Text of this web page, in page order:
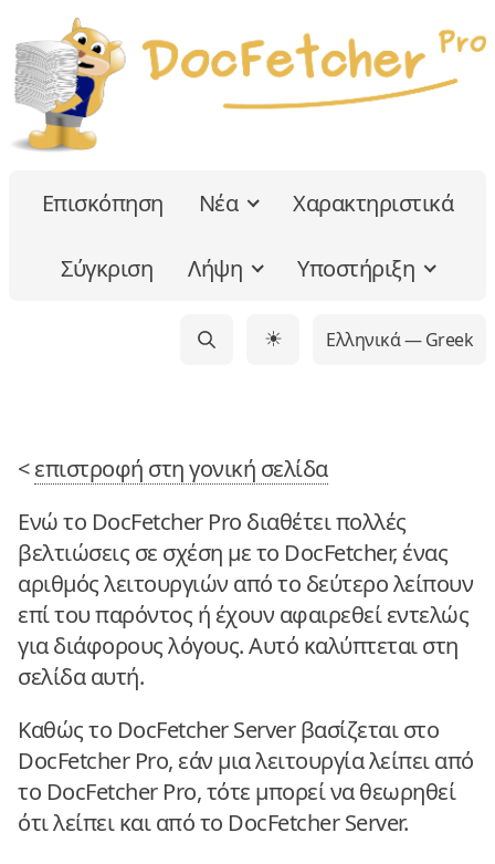
Επισκόπηση Νέα Χαρακτηριστικά
Σύγκριση Λήψη Υποστήριξη
☀ Ελληνικά — Greek
<επιστροφή στη γονική σελίδα
Ενώ το DocFetcher Pro διαθέτει πολλές
βελτιώσεις σε σχέση με το DocFetcher, ένας
αριθμός λειτουργιών από το δεύτερο λείπουν
επί του παρόντος ή έχουν αφαιρεθεί εντελώς
για διάφορους λόγους. Αυτό καλύπτεται στη
σελίδα αυτή.
Καθώς το DocFetcher Server βασίζεται στο
DocFetcher Pro, εάν μια λειτουργία λείπει από
το DocFetcher Pro, τότε μπορεί να θεωρηθεί
ότι λείπει και από το DocFetcher Server.